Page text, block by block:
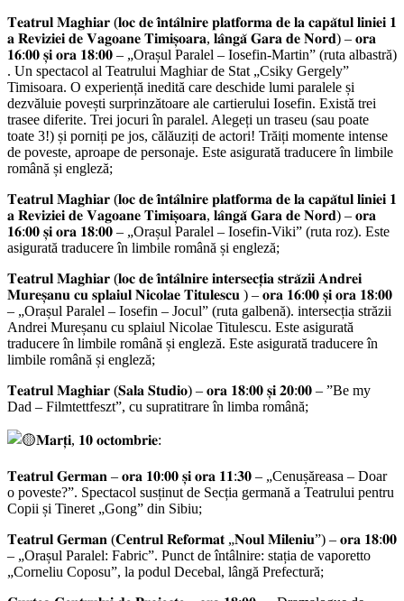
𝐓𝐞𝐚𝐭𝐫𝐮𝐥 𝐌𝐚𝐠𝐡𝐢𝐚𝐫 (𝐥𝐨𝐜 𝐝𝐞 𝐢̂𝐧𝐭𝐚̂𝐥𝐧𝐢𝐫𝐞 𝐩𝐥𝐚𝐭𝐟𝐨𝐫𝐦𝐚 𝐝𝐞 𝐥𝐚 𝐜𝐚𝐩𝐚̆𝐭𝐮𝐥 𝐥𝐢𝐧𝐢𝐞𝐢 𝟏
𝐚 𝐑𝐞𝐯𝐢𝐳𝐢𝐞𝐢 𝐝𝐞 𝐕𝐚𝐠𝐨𝐚𝐧𝐞 𝐓𝐢𝐦𝐢𝐬̦𝐨𝐚𝐫𝐚, 𝐥𝐚̂𝐧𝐠𝐚̆ 𝐆𝐚𝐫𝐚 𝐝𝐞 𝐍𝐨𝐫𝐝) – 𝐨𝐫𝐚
𝟏𝟔:𝟎𝟎 𝐬̦𝐢 𝐨𝐫𝐚 𝟏𝟖:𝟎𝟎 – „Orașul Paralel – Iosefin-Martin” (ruta albastră)
. Un spectacol al Teatrului Maghiar de Stat „Csiky Gergely”
Timisoara. O experiență inedită care deschide lumi paralele și
dezvăluie povești surprinzătoare ale cartierului Iosefin. Există trei
trasee diferite. Trei jocuri în paralel. Alegeți un traseu (sau poate
toate 3!) și porniți pe jos, călăuziți de actori! Trăiți momente intense
de poveste, aproape de personaje. Este asigurată traducere în limbile
română și engleză;
𝐓𝐞𝐚𝐭𝐫𝐮𝐥 𝐌𝐚𝐠𝐡𝐢𝐚𝐫 (𝐥𝐨𝐜 𝐝𝐞 𝐢̂𝐧𝐭𝐚̂𝐥𝐧𝐢𝐫𝐞 𝐩𝐥𝐚𝐭𝐟𝐨𝐫𝐦𝐚 𝐝𝐞 𝐥𝐚 𝐜𝐚𝐩𝐚̆𝐭𝐮𝐥 𝐥𝐢𝐧𝐢𝐞𝐢 𝟏
𝐚 𝐑𝐞𝐯𝐢𝐳𝐢𝐞𝐢 𝐝𝐞 𝐕𝐚𝐠𝐨𝐚𝐧𝐞 𝐓𝐢𝐦𝐢𝐬̦𝐨𝐚𝐫𝐚, 𝐥𝐚̂𝐧𝐠𝐚̆ 𝐆𝐚𝐫𝐚 𝐝𝐞 𝐍𝐨𝐫𝐝) – 𝐨𝐫𝐚
𝟏𝟔:𝟎𝟎 𝐬̦𝐢 𝐨𝐫𝐚 𝟏𝟖:𝟎𝟎 – „Orașul Paralel – Iosefin-Viki” (ruta roz). Este
asigurată traducere în limbile română și engleză;
𝐓𝐞𝐚𝐭𝐫𝐮𝐥 𝐌𝐚𝐠𝐡𝐢𝐚𝐫 (𝐥𝐨𝐜 𝐝𝐞 𝐢̂𝐧𝐭𝐚̂𝐥𝐧𝐢𝐫𝐞 𝐢𝐧𝐭𝐞𝐫𝐬𝐞𝐜𝐭̦𝐢𝐚 𝐬𝐭𝐫𝐚̆𝐳𝐢𝐢 𝐀𝐧𝐝𝐫𝐞𝐢
𝐌𝐮𝐫𝐞𝐬̦𝐚𝐧𝐮 𝐜𝐮 𝐬𝐩𝐥𝐚𝐢𝐮𝐥 𝐍𝐢𝐜𝐨𝐥𝐚𝐞 𝐓𝐢𝐭𝐮𝐥𝐞𝐬𝐜𝐮 ) – 𝐨𝐫𝐚 𝟏𝟔:𝟎𝟎 𝐬̦𝐢 𝐨𝐫𝐚 𝟏𝟖:𝟎𝟎
– „Orașul Paralel – Iosefin – Jocul” (ruta galbenă). intersecția străzii
Andrei Mureșanu cu splaiul Nicolae Titulescu. Este asigurată
traducere în limbile română și engleză. Este asigurată traducere în
limbile română și engleză;
𝐓𝐞𝐚𝐭𝐫𝐮𝐥 𝐌𝐚𝐠𝐡𝐢𝐚𝐫 (𝐒𝐚𝐥𝐚 𝐒𝐭𝐮𝐝𝐢𝐨) – 𝐨𝐫𝐚 𝟏𝟖:𝟎𝟎 𝐬̦𝐢 𝟐𝟎:𝟎𝟎 – ”Be my
Dad – Filmtettfeszt”, cu supratitrare în limba română;
𝐌𝐚𝐫𝐭̦𝐢, 𝟏𝟎 𝐨𝐜𝐭𝐨𝐦𝐛𝐫𝐢𝐞:
𝐓𝐞𝐚𝐭𝐫𝐮𝐥 𝐆𝐞𝐫𝐦𝐚𝐧 – 𝐨𝐫𝐚 𝟏𝟎:𝟎𝟎 𝐬̦𝐢 𝐨𝐫𝐚 𝟏𝟏:𝟑𝟎 – „Cenușăreasa – Doar
o poveste?”. Spectacol susținut de Secția germană a Teatrului pentru
Copii și Tineret „Gong” din Sibiu;
𝐓𝐞𝐚𝐭𝐫𝐮𝐥 𝐆𝐞𝐫𝐦𝐚𝐧 (𝐂𝐞𝐧𝐭𝐫𝐮𝐥 𝐑𝐞𝐟𝐨𝐫𝐦𝐚𝐭 „𝐍𝐨𝐮𝐥 𝐌𝐢𝐥𝐞𝐧𝐢𝐮”) – 𝐨𝐫𝐚 𝟏𝟖:𝟎𝟎
– „Orașul Paralel: Fabric”. Punct de întâlnire: stația de vaporetto
„Corneliu Coposu”, la podul Decebal, lângă Prefectură;